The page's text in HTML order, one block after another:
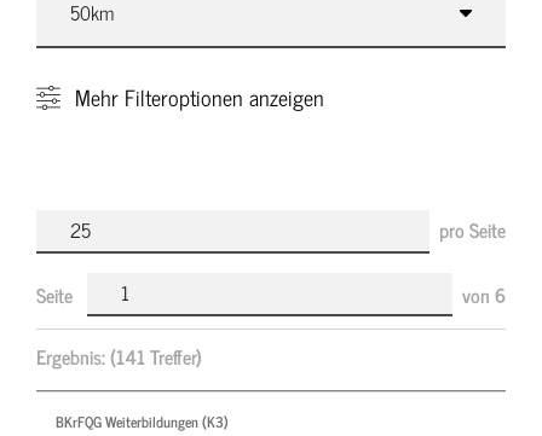
Mehr Filteroptionen anzeigen
pro Seite
Seite von6
Ergebnis:(141 Treffer)
BKrFQG Weiterbildungen (K3)